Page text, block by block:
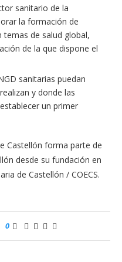
sanitario de la
la formación de
de salud global,
de la que dispone el
sanitarias puedan
y donde las
un primer
Castellón forma parte de
desde su fundación en
de Castellón / COECS.
0